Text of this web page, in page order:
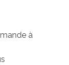
à